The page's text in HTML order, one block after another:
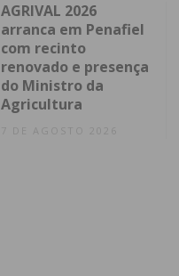
AGRIVAL 2026
arranca em Penafiel
com recinto
renovado e presença
do Ministro da
Agricultura
7 DE AGOSTO 2026